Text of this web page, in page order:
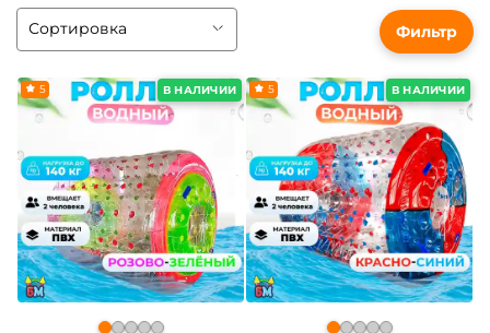
В НАЛИЧИИ
5 В НАЛИЧИИ
5
Фильтр